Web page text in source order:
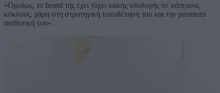
«Ομοίως, το brand της έχει τύχει καλής υποδοχής σε κάποιους
κύκλους, χάρη στη στρατηγική τοποθέτησή του και την premium
αισθητική του».